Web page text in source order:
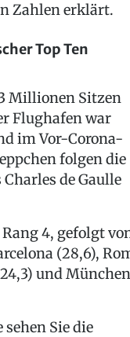
Zahlen erklärt.
Top Ten
Millionen Sitzen
Flughafen war
im Vor-Corona-
folgen die
de Gaulle
4, gefolgt
(28,6),
und München
Sie die